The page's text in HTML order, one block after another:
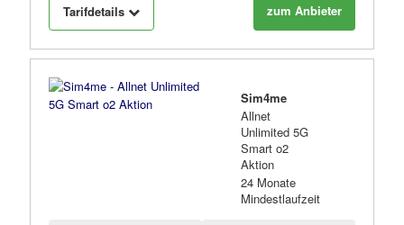
Tarifdetails zum Anbieter
Sim4me
Allnet
Unlimited 5G
Smart o2
Aktion
24 Monate
Mindestlaufzeit